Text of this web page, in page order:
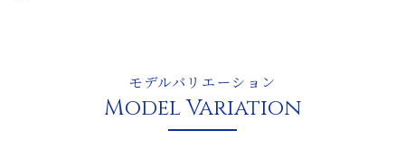
モデルバリエーション
Model Variation